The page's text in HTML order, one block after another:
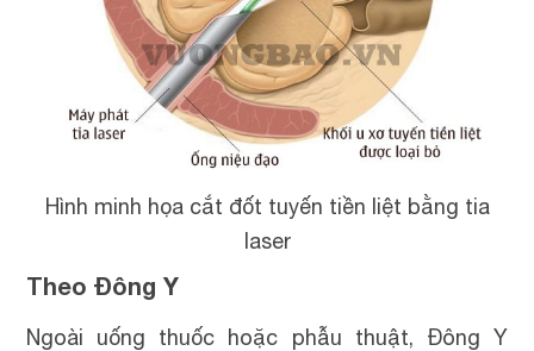
Hình minh họa cắt đốt tuyến tiền liệt bằng tia
laser
Theo Đông Y
Ngoài uống thuốc hoặc phẫu thuật, Đông Y